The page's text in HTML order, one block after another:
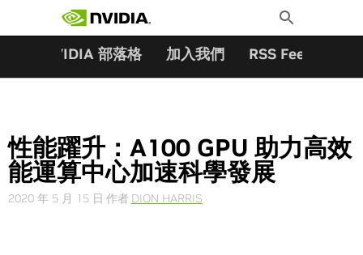
Toggle
Search
NVIDIA 部落格 加入我們 RSS Feeds
性能躍升：A100 GPU 助力高效
能運算中心加速科學發展
2020 年 5 月 15 日 作者 DION HARRIS